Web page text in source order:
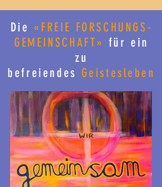
Die« FREIE FORSCHUNGS-
GEMEINSCHAFT» für ein
zu
befreiendes Geistesleben